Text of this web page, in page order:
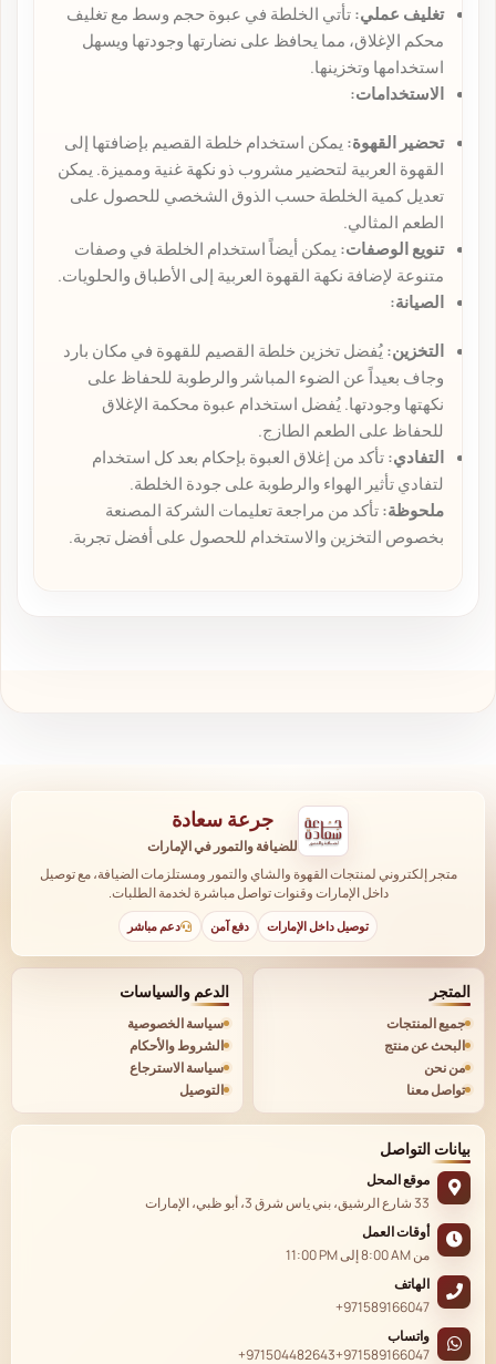
تغليف عملي:تأتي الخلطة في عبوة حجم وسط مع تغليف
محكم الإغلاق، مما يحافظ على نضارتها وجودتها ويسهل
استخدامها وتخزينها.
الاستخدامات:
تحضير القهوة: يمكن استخدام خلطة القصيم بإضافتها إلى
القهوة العربية لتحضير مشروب ذو نكهة غنية ومميزة. يمكن
تعديل كمية الخلطة حسب الذوق الشخصي للحصول على
الطعم المثالي.
تنويع الوصفات: يمكن أيضاً استخدام الخلطة في وصفات
متنوعة لإضافة نكهة القهوة العربية إلى الأطباق والحلويات.
الصيانة:
التخزين:يُفضل تخزين خلطة القصيم للقهوة في مكان بارد
وجاف بعيداً عن الضوء المباشر والرطوبة للحفاظ على
نكهتها وجودتها. يُفضل استخدام عبوة محكمة الإغلاق
للحفاظ على الطعم الطازج.
التفادي:تأكد من إغلاق العبوة بإحكام بعد كل استخدام
لتفادي تأثير الهواء والرطوبة على جودة الخلطة.
ملحوظة:تأكد من مراجعة تعليمات الشركة المصنعة
بخصوص التخزين والاستخدام للحصول على أفضل تجربة.
جرعة سعادة
للضيافة والتمور في الإمارات
متجر إلكتروني لمنتجات القهوة والشاي والتمور ومستلزمات الضيافة، مع توصيل
داخل الإمارات وقنوات تواصل مباشرة لخدمة الطلبات.
توصيل داخل الإمارات دفع آمن دعم مباشر
المتجر
جميع المنتجات
البحث عن منتج
من نحن
تواصل معنا
الدعم والسياسات
سياسة الخصوصية
الشروط والأحكام
سياسة الاسترجاع
التوصيل
بيانات التواصل
موقع المحل
33 شارع الرشيق، بني ياس شرق 3، أبو ظبي، الإمارات
أوقات العمل
من8:00 AMإلى11:00 PM
الهاتف
+971589166047
واتساب
+971589166047
+971504482643